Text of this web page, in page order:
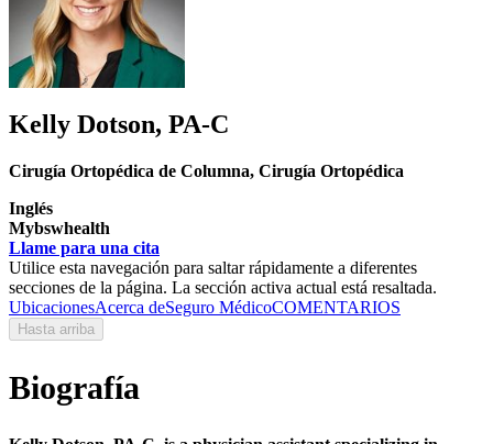
Kelly Dotson, PA-C
Cirugía Ortopédica de Columna, Cirugía Ortopédica
Inglés
Mybswhealth
Llame para una cita
Utilice esta navegación para saltar rápidamente a diferentes
secciones de la página. La sección activa actual está resaltada.
UbicacionesAcerca deSeguro MédicoCOMENTARIOS
Hasta arriba
Biografía